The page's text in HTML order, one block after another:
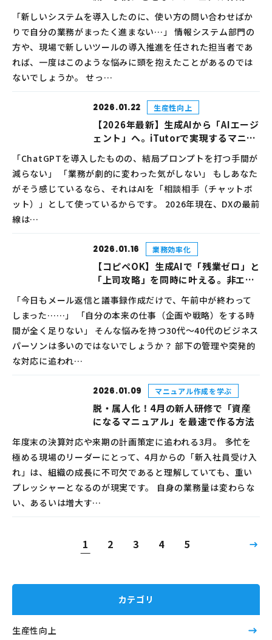
「新しいシステムを導入したのに、使い方の問い合わせばか
りで自分の業務がまったく進まない…」 情報システム部門の
方や、現場で新しいツールの導入推進を任された担当者であ
れば、一度はこのような悩みに頭を抱えたことがあるのでは
ないでしょうか。 せっ…
2026.01.22 生産性向上
【2026年最新】生成AIから「AIエージ
ェント」へ。iTutorで実現するマニュ
「ChatGPTを導入したものの、結局プロンプトを打つ手間が
減らない」 「業務が劇的に変わった気がしない」 もしあなた
がそう感じているなら、それはAIを「相談相手（チャットボ
ット）」として使っているからです。 2026年現在、DXの最前
線は…
2026.01.16 業務効率化
【コピペOK】生成AIで「残業ゼロ」と
「上司攻略」を同時に叶える。非エン
「今日もメール返信と議事録作成だけで、午前中が終わって
しまった……」 「自分の本来の仕事（企画や戦略）をする時
間が全く足りない」 そんな悩みを持つ30代〜40代のビジネス
パーソンは多いのではないでしょうか？ 部下の管理や突発的
な対応に追われ…
2026.01.09 マニュアル作成を学ぶ
脱・属人化！4月の新人研修で「資産
になるマニュアル」を最速で作る方法
年度末の決算対応や来期の計画策定に追われる3月。 多忙を
極める現場のリーダーにとって、4月からの「新入社員受け入
れ」は、組織の成長に不可欠であると理解していても、重い
プレッシャーとなるのが現実です。 自身の業務量は変わらな
い、あるいは増大す…
1 2 3 4 5
カテゴリ
生産性向上